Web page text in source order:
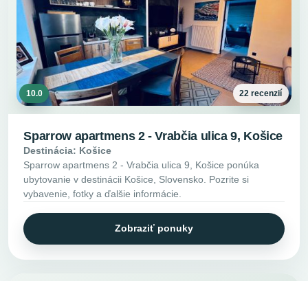
10.0 22 recenzií
Sparrow apartmens 2 - Vrabčia ulica 9, Košice
Destinácia: Košice
Sparrow apartmens 2 - Vrabčia ulica 9, Košice ponúka
ubytovanie v destinácii Košice, Slovensko. Pozrite si
vybavenie, fotky a ďalšie informácie.
Zobraziť ponuky